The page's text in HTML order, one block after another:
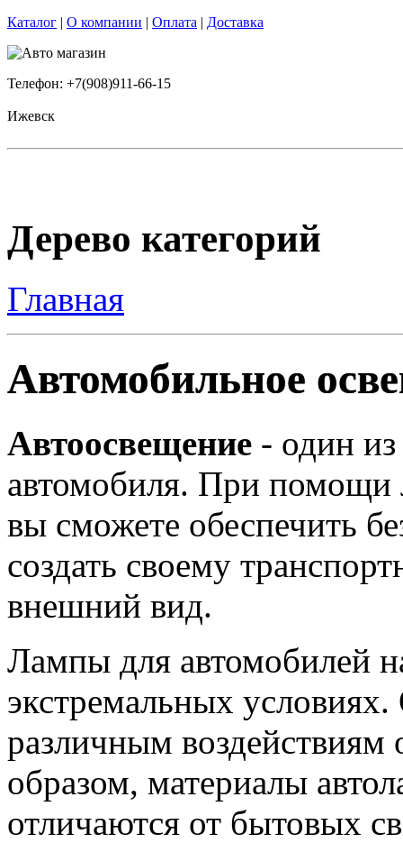
Каталог | О компании | Оплата | Доставка
Телефон: +7(908)911-66-15
Ижевск
Дерево категорий
Главная
Автомобильное
Автоосвещение - один
автомобиля. При помощи
вы сможете обеспечить
создать своему
внешний вид.
Лампы для автомобилей
экстремальных
различным
образом, материалы
отличаются от бытовых